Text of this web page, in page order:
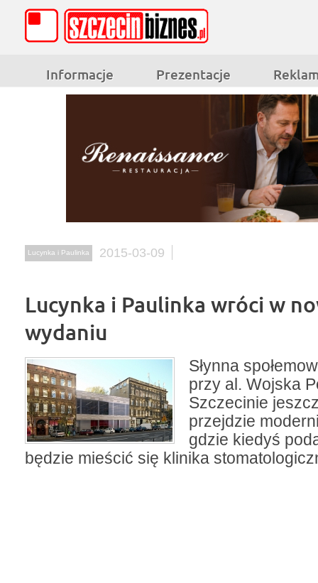
Informacje Prezentacje
Lucynka i Paulinka 2015-03-09
Lucynka i Paulinka wróci w
wydaniu
Słynna
przy al. Wojska
Szczecinie
przejdzie
gdzie kiedyś
będzie mieścić się klinika